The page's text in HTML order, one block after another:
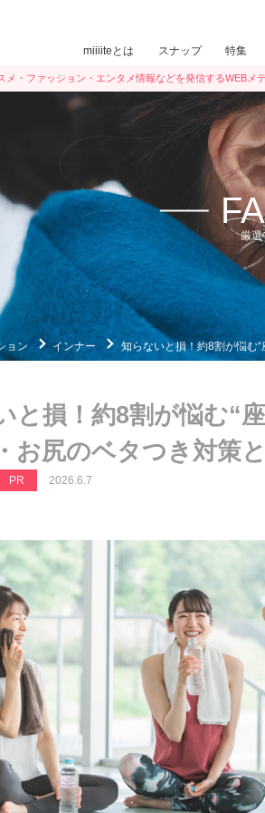
miiiiteとは スナップ 特集
メ・ファッション・エンタメ情報などを発信するWEBメ
厳選
ョン インナー 知らないと損！約8割が悩む
と損！約8割が悩む“
お尻のベタつき対策
PR 2026.6.7